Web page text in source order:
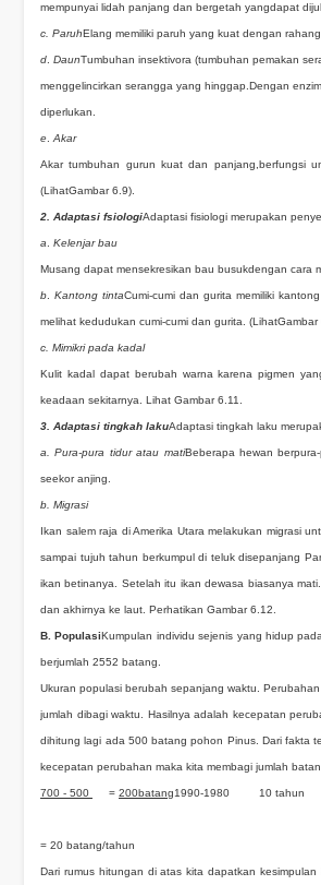
mempunyai lidah panjang dan bergetah yangdapat
c. ParuhElang memiliki paruh yang kuat dengan
d DaunTumbuhan insektivora (tumbuhan pemakan
menggelincirkan serangga yang hinggap. Dengan
diperlukan.
e Akar
Akar tumbuhan gurun kuat dan panjang,berfungsi
(LihatGambar 6.9).
2. Adaptasi fsiologiAdaptasi fisiologi merupakan
a Kelenjar bau
Musang dapat mensekresikan bau busukdengan cara
b Kantong tintaCumi-cumi dan gurita memiliki
melihat kedudukan cumi-cumi dan gurita. (LihatGambar
c. Mimikri pada kadal
Kulit kadal dapat berubah warna karena pigmen
keadaan sekitarnya. Lihat Gambar 6.11.
3. Adaptasi tingkah lakuAdaptasi tingkah laku
a. Pura-pura tidur atau matiBeberapa hewan
seekor anjing.
b. Migrasi
Ikan salem raja di Amerika Utara melakukan migrasi
sampai tujuh tahun berkumpul di teluk disepanjang
ikan betinanya. Setelah itu ikan dewasa biasanya
dan akhirnya ke laut. Perhatikan Gambar 6.12.
B. PopulasiKumpulan individu sejenis yang hidup
berjumlah 2552 batang.
Ukuran populasi berubah sepanjang waktu.
jumlah dibagi waktu. Hasilnya adalah kecepatan
dihitung lagi ada 500 batang pohon Pinus. Dari fakta
kecepatan perubahan maka kita membagi jumlah
700 - 500 = 200batang1990-1980 10 tahun
= 20 batang/tahun
Dari rumus hitungan di atas kita dapatkan